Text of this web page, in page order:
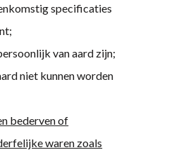
specificaties
van aard zijn;
niet kunnen worden
bederven of
waren zoals